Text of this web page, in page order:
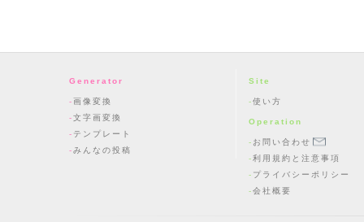
Generator
画像変換
文字画変換
テンプレート
みんなの投稿
Site
使い方
Operation
お問い合わせ
利用規約と注意事項
プライバシーポリシー
会社概要